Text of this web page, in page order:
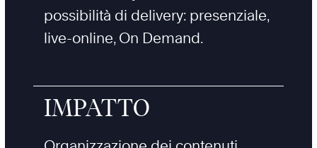
possibilità di delivery: presenziale,
live-online, On Demand.
IMPATTO